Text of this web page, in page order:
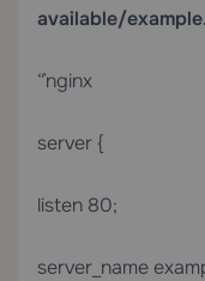
available/
“`nginx
server {
listen 80;
server_name